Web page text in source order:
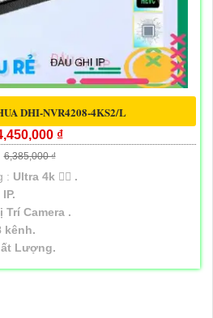
DHI-NVR4208-4KS2/L
₫
6,385,000 ₫
: Ultra 4k 👍🏾 .
IP.
Trí Camera .
kênh.
Lượng.